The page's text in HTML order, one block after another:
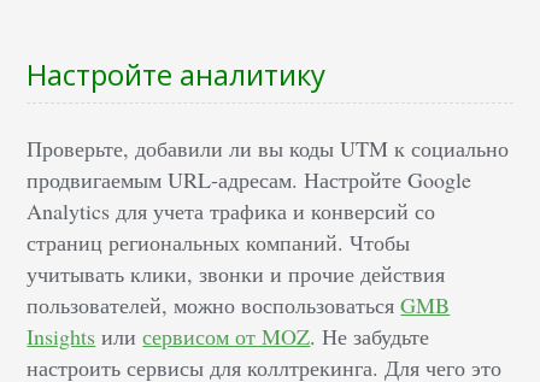
Настройте аналитику
Проверьте, добавили ли вы коды UTM к социально
продвигаемым URL-адресам. Настройте Google
Analytics для учета трафика и конверсий со
страниц региональных компаний. Чтобы
учитывать клики, звонки и прочие действия
пользователей, можно воспользоватьсяGMB
Insights илисервисом от MOZ. Не забудьте
настроить сервисы для коллтрекинга. Для чего это